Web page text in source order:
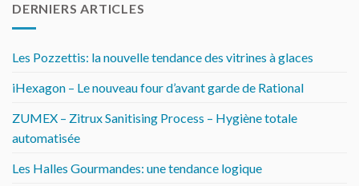
DERNIERS ARTICLES
Les Pozzettis: la nouvelle tendance des vitrines à glaces
iHexagon – Le nouveau four d’avant garde de Rational
ZUMEX – Zitrux Sanitising Process – Hygiène totale
automatisée
Les Halles Gourmandes: une tendance logique